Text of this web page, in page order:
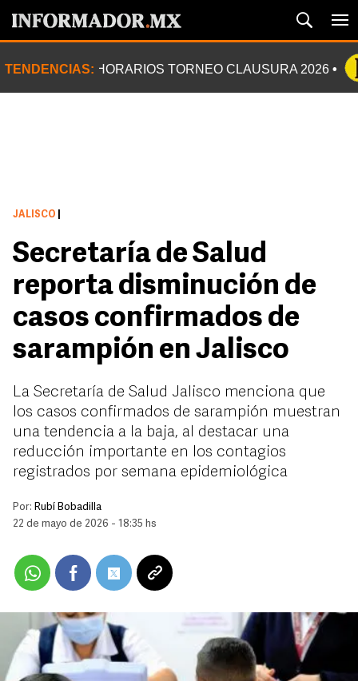
TENDENCIAS: HORARIOS TORNEO CLAUSURA 2026
JALISCO
Secretaría de Salud
reporta disminución de
casos confirmados de
sarampión en Jalisco
La Secretaría de Salud Jalisco menciona que
los casos confirmados de sarampión muestran
una tendencia a la baja, al destacar una
reducción importante en los contagios
registrados por semana epidemiológica
Por: Rubí Bobadilla
22 de mayo de 2026 - 18:35 hs